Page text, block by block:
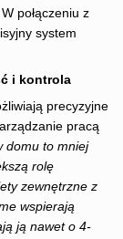
połączeniu z
system
i kontrola
precyzyjne
pracą
domu to mniej
rolę
zewnętrzne z
wspierają
ją nawet o 4-